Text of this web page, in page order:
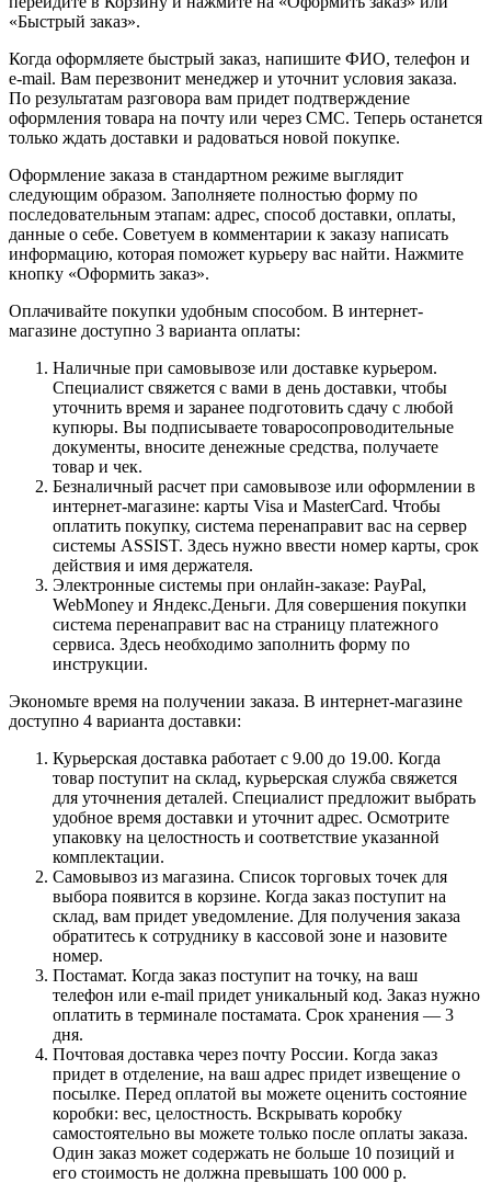
«Быстрый заказ».
Когда оформляете быстрый заказ, напишите ФИО, телефон и
e-mail. Вам перезвонит менеджер и уточнит условия заказа.
По результатам разговора вам придет подтверждение
оформления товара на почту или через СМС. Теперь останется
только ждать доставки и радоваться новой покупке.
Оформление заказа в стандартном режиме выглядит
следующим образом. Заполняете полностью форму по
последовательным этапам: адрес, способ доставки, оплаты,
данные о себе. Советуем в комментарии к заказу написать
информацию, которая поможет курьеру вас найти. Нажмите
кнопку «Оформить заказ».
Оплачивайте покупки удобным способом. В интернет-
магазине доступно 3 варианта оплаты:
Наличные при самовывозе или доставке курьером.
Специалист свяжется с вами в день доставки, чтобы
уточнить время и заранее подготовить сдачу с любой
купюры. Вы подписываете товаросопроводительные
документы, вносите денежные средства, получаете
товар и чек.
Безналичный расчет при самовывозе или оформлении в
интернет-магазине: карты Visa и MasterCard. Чтобы
оплатить покупку, система перенаправит вас на сервер
системы ASSIST. Здесь нужно ввести номер карты, срок
действия и имя держателя.
Электронные системы при онлайн-заказе: PayPal,
WebMoney и Яндекс.Деньги. Для совершения покупки
система перенаправит вас на страницу платежного
сервиса. Здесь необходимо заполнить форму по
инструкции.
Экономьте время на получении заказа. В интернет-магазине
доступно 4 варианта доставки:
Курьерская доставка работает с 9.00 до 19.00. Когда
товар поступит на склад, курьерская служба свяжется
для уточнения деталей. Специалист предложит выбрать
удобное время доставки и уточнит адрес. Осмотрите
упаковку на целостность и соответствие указанной
комплектации.
Самовывоз из магазина. Список торговых точек для
выбора появится в корзине. Когда заказ поступит на
склад, вам придет уведомление. Для получения заказа
обратитесь к сотруднику в кассовой зоне и назовите
номер.
Постамат. Когда заказ поступит на точку, на ваш
телефон или e-mail придет уникальный код. Заказ нужно
оплатить в терминале постамата. Срок хранения — 3
дня.
Почтовая доставка через почту России. Когда заказ
придет в отделение, на ваш адрес придет извещение о
посылке. Перед оплатой вы можете оценить состояние
коробки: вес, целостность. Вскрывать коробку
самостоятельно вы можете только после оплаты заказа.
Один заказ может содержать не больше 10 позиций и
его стоимость не должна превышать 100 000 р.